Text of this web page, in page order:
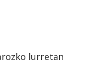
lurretan